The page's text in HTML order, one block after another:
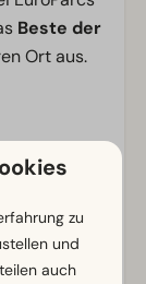
Beste der
Ort aus.
zu
und
auch